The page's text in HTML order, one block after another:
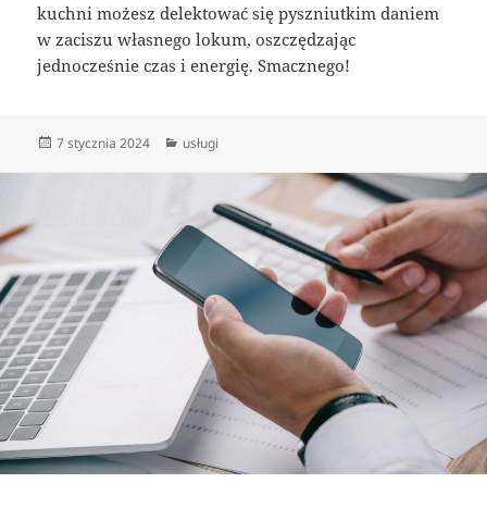
kuchni możesz delektować się pyszniutkim daniem
w zaciszu własnego lokum, oszczędzając
jednocześnie czas i energię. Smacznego!
Data
7 stycznia 2024 Kategorie
usługi